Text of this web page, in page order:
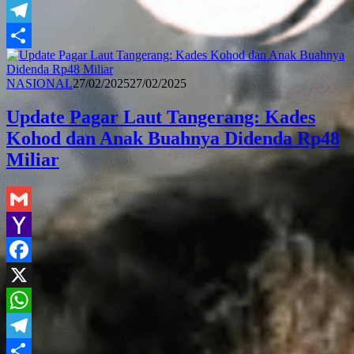
WhatsApp
Telegram
Share
NASIONALRedaksi
27/02/202527/02/2025
Update Pagar Laut Tangerang: Kades
Kohod dan Anak Buahnya Didenda Rp48
Miliar
Gmail
Yahoo
Mail
Facebook
X
WhatsApp
Telegram